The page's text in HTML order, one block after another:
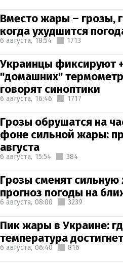
Вместо жары – грозы,
когда ухудшится
6 августа, 18:54 1713
Украинцы фиксируют
"домашних"
говорят синоптики
6 августа, 16:46 1717
Грозы обрушатся на
фоне сильной жары:
августа
6 августа, 15:54 384
Грозы сменят сильную
прогноз погоды на
6 августа, 08:00 3239
Пик жары в Украине:
температура
6 августа, 06:40 816